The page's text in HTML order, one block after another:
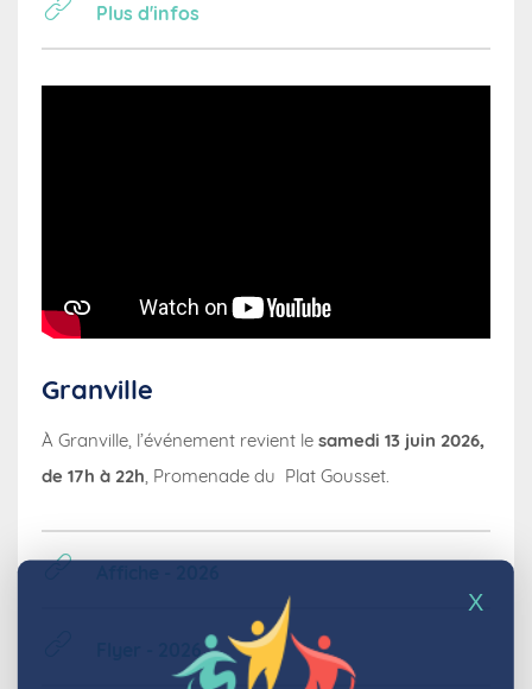
Plus d'infos
Granville
À Granville, l’événement revient le samedi 13 juin 2026,
de 17h à 22h , Promenade du Plat Gousset.
Flyer - 2026
X